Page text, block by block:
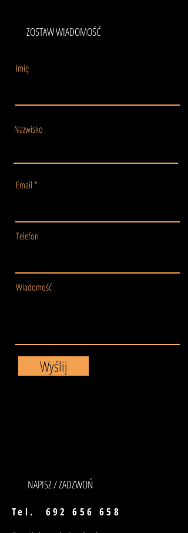
ZOSTAW WIADOMOŚĆ
Imię
Nazwisko
Email
Telefon
Wiadomość
Wyślij
NAPISZ / ZADZWOŃ
Tel. 692 656 658